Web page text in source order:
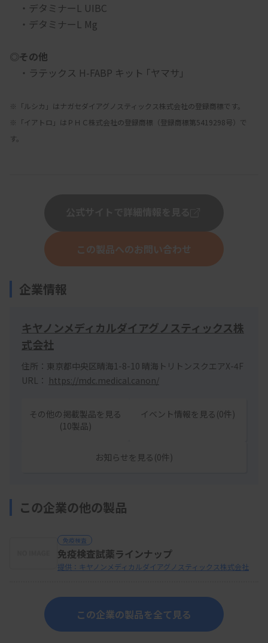
・デタミナーL UIBC
・デタミナーL Mg
◎その他
・ラテックス H-FABP キット ｢ヤマサ｣
※「ルシカ」はナガセダイアグノスティックス株式会社の登録商標です。
※「イアトロ」はＰＨＣ株式会社の登録商標（登録商標第5419298号）で
す。
この製品へのお問い合わせ
企業情報
キヤノンメディカルダイアグノスティックス株
式会社
住所：東京都中央区晴海1-8-10 晴海トリトンスクエアX-4F
URL： https://mdc.medical.canon/
その他の掲載製品を見る
(10製品)
イベント情報を見る(0件)
お知らせを見る(0件)
この企業の他の製品
免疫検査
免疫検査試薬ラインナップ
提供：キヤノンメディカルダイアグノスティックス株式会社
この企業の製品を全て見る